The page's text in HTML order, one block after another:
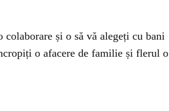
și o să vă alegeți cu bani
o afacere de familie și flerul o